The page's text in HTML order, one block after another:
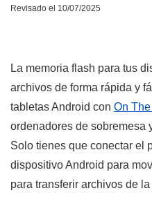
Revisado el 10/07/2025
La memoria flash para tus
archivos de forma rápida y
tabletas Android con On
ordenadores de sobremesa
Solo tienes que conectar el
dispositivo Android para
para transferir archivos de